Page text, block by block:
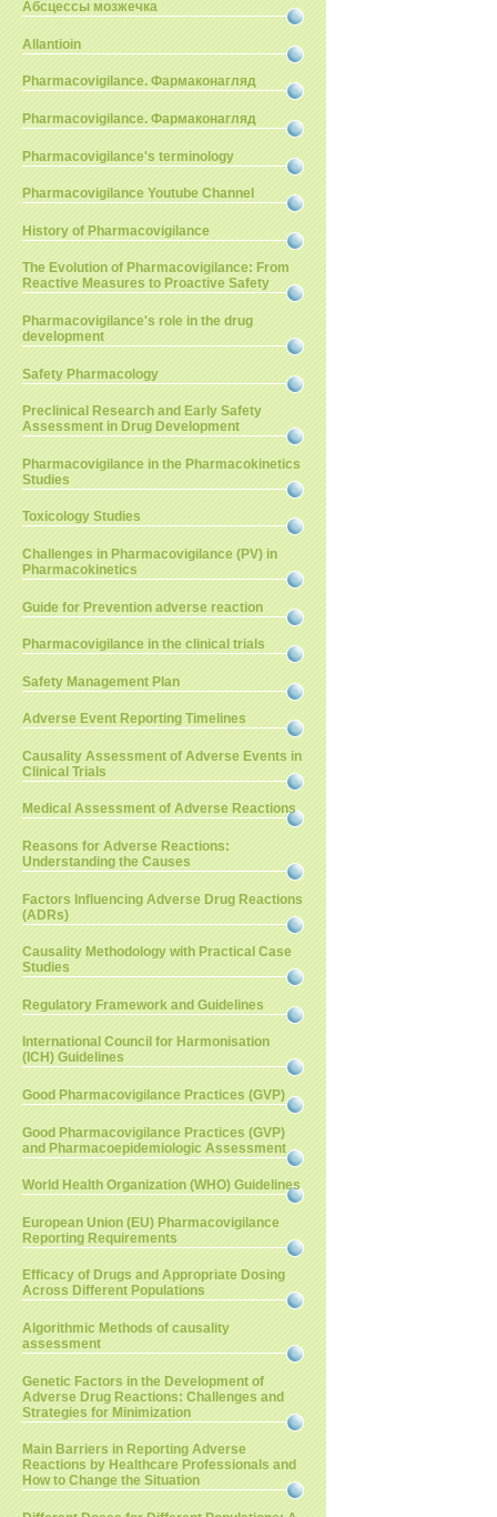
Абсцессы мозжечка
Allantioin
Pharmacovigilance. Фармаконагляд
Pharmacovigilance. Фармаконагляд
Pharmacovigilance's terminology
Pharmacovigilance Youtube Channel
History of Pharmacovigilance
The Evolution of Pharmacovigilance: From
Reactive Measures to Proactive Safety
Pharmacovigilance's role in the drug
development
Safety Pharmacology
Preclinical Research and Early Safety
Assessment in Drug Development
Pharmacovigilance in the Pharmacokinetics
Studies
Toxicology Studies
Challenges in Pharmacovigilance (PV) in
Pharmacokinetics
Guide for Prevention adverse reaction
Pharmacovigilance in the clinical trials
Safety Management Plan
Adverse Event Reporting Timelines
Causality Assessment of Adverse Events in
Clinical Trials
Medical Assessment of Adverse Reactions
Reasons for Adverse Reactions:
Understanding the Causes
Factors Influencing Adverse Drug Reactions
(ADRs)
Causality Methodology with Practical Case
Studies
Regulatory Framework and Guidelines
International Council for Harmonisation
(ICH) Guidelines
Good Pharmacovigilance Practices (GVP)
Good Pharmacovigilance Practices (GVP)
and Pharmacoepidemiologic Assessment
World Health Organization (WHO) Guidelines
European Union (EU) Pharmacovigilance
Reporting Requirements
Efficacy of Drugs and Appropriate Dosing
Across Different Populations
Algorithmic Methods of causality
assessment
Genetic Factors in the Development of
Adverse Drug Reactions: Challenges and
Strategies for Minimization
Main Barriers in Reporting Adverse
Reactions by Healthcare Professionals and
How to Change the Situation